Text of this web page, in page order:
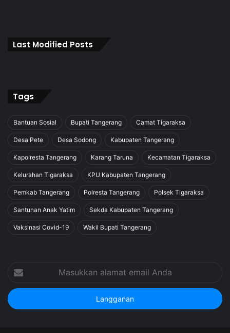
Last Modified Posts
Tags
Bantuan Sosial Bupati Tangerang Camat Tigaraksa
Desa Pete Desa Sodong Kabupaten Tangerang
Kapolresta Tangerang Karang Taruna Kecamatan Tigaraksa
Kelurahan Tigaraksa KPU Kabupaten Tangerang
Pemkab Tangerang Polresta Tangerang Polsek Tigaraksa
Santunan Anak Yatim Sekda Kabupaten Tangerang
Vaksinasi Covid-19 Wakil Bupati Tangerang
alamat
email
Anda